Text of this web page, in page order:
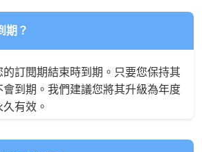
期？
訂閱期結束時到期。只要您保持其
到期。我們建議您將其升級為年度
有效。